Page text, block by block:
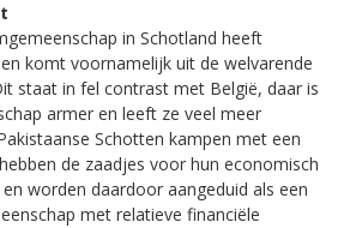
in Schotland heeft
komt voornamelijk uit de welvarende
staat in fel contrast met België, daar is
armer en leeft ze veel meer
Schotten kampen met een
de zaadjes voor hun economisch
worden daardoor aangeduid als een
met relatieve financiële